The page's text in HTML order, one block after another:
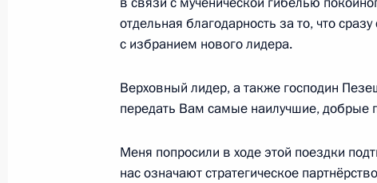
Встреча с Президентом Ирана
1 сентября 2025 года, 17:00
Телефонный разговор с Президентом
25 августа 2025 года, 14:00
отдельная благодарность за то, что
с избранием нового лидера.
Верховный лидер, а также господин
передать Вам самые наилучшие, добрые
Меня попросили в ходе этой поездки
нас означают стратегическое